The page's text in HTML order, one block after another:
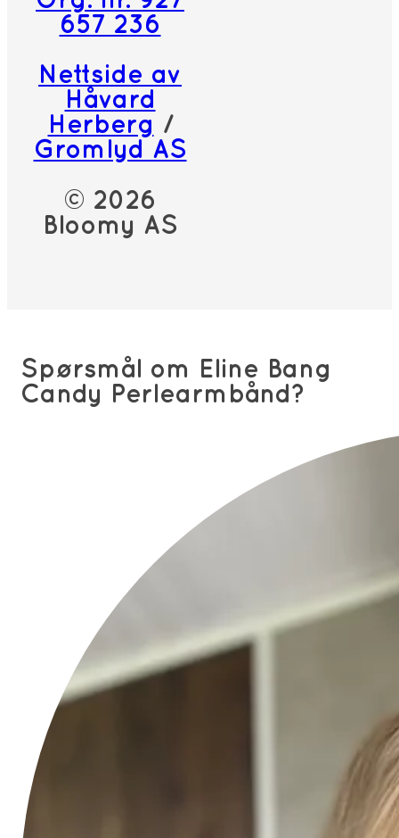
657 236
Nettside av
Håvard
Herberg /
Gromlyd AS
© 2026
Bloomy AS
Spørsmål om Eline Bang
Candy Perlearmbånd?